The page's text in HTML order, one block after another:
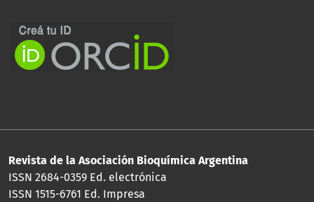
Revista de la Asociación Bioquímica Argentina
ISSN 2684-0359 Ed. electrónica
ISSN 1515-6761 Ed. Impresa